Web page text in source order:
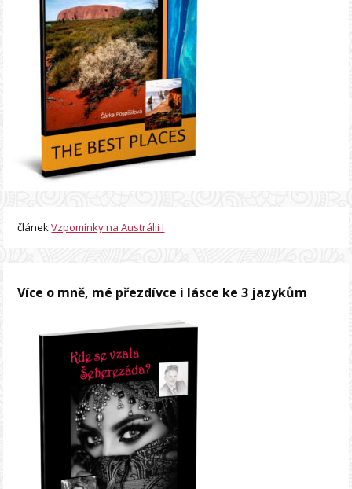
článekVzpomínky na Austrálii I
Více o mně, mé přezdívce i lásce ke 3 jazykům